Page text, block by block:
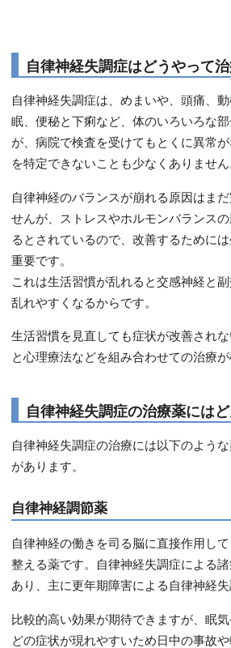
自律神経失調症はどうやって
自律神経失調症は、めまいや、頭痛、
眠、便秘と下痢など、体のいろいろな
が、病院で検査を受けてもとくに異常
を特定できないことも少なくありません
自律神経のバランスが崩れる原因はま
せんが、ストレスやホルモンバランス
るとされているので、改善するために
重要です。
これは生活習慣が乱れると交感神経と
乱れやすくなるからです。
生活習慣を見直しても症状が改善され
と心理療法などを組み合わせての治療が
自律神経失調症の治療薬には
自律神経失調症の治療には以下のよう
があります。
自律神経調節薬
自律神経の働きを司る脳に直接作用し
整える薬です。自律神経失調症による
あり、主に更年期障害による自律神経失
比較的高い効果が期待できますが、眠
どの症状が現れやすいため日中の事故